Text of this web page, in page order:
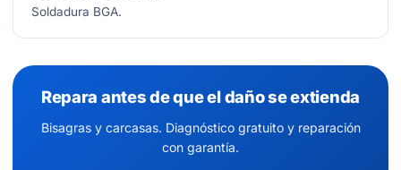
Soldadura BGA.
Repara antes de que el daño se extienda
Bisagras y carcasas. Diagnóstico gratuito y reparación
con garantía.